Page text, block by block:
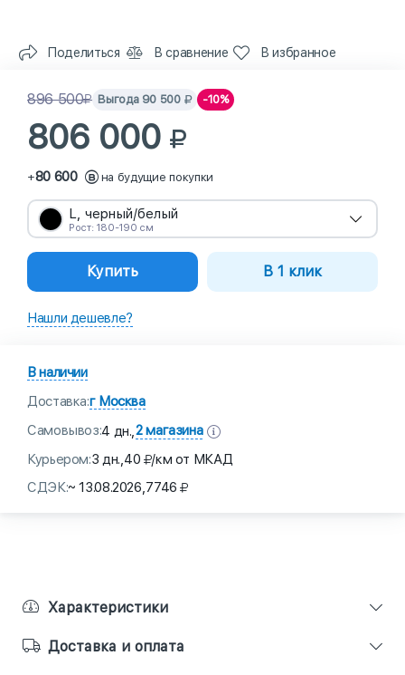
Поделиться В сравнение В избранное
896 500 Выгода 90 500 -10%
806 000
+80 600 на будущие покупки
L, черный/белый
Рост: 180-190 см
Купить В 1 клик
Нашли дешевле?
В наличии
Доставка:г Москва
Самовывоз:4 дн., 2 магазина
Курьером:3 дн.,40 /км от МКАД
СДЭК:~ 13.08.2026,7746
Характеристики
Доставка и оплата